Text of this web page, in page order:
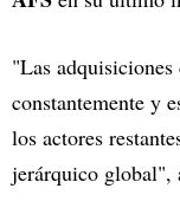
"Las adquisiciones
constantemente y
los actores
jerárquico global",